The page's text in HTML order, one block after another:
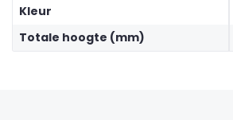
Kleur
Totale hoogte (mm)